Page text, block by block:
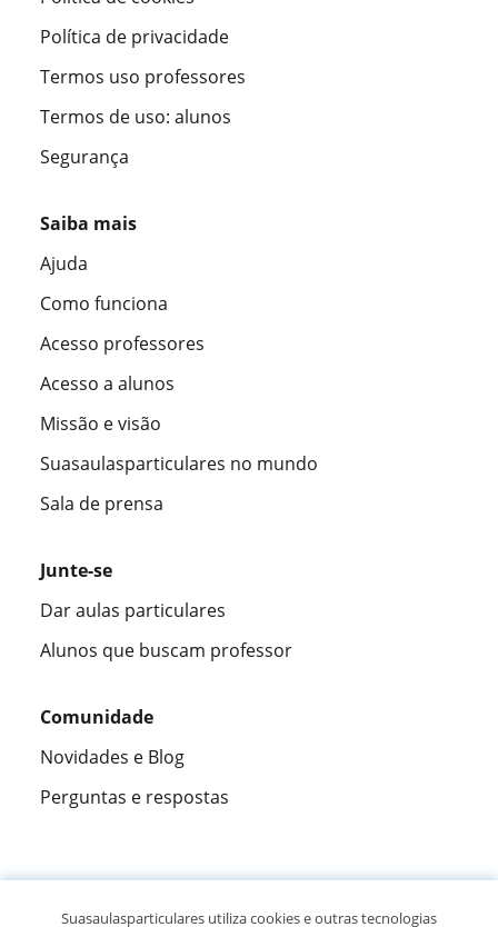
Política de privacidade
Termos uso professores
Termos de uso: alunos
Segurança
Saiba mais
Ajuda
Como funciona
Acesso professores
Acesso a alunos
Missão e visão
Suasaulasparticulares no mundo
Sala de prensa
Junte-se
Dar aulas particulares
Alunos que buscam professor
Comunidade
Novidades e Blog
Perguntas e respostas
Suasaulasparticulares utiliza cookies e outras tecnologias